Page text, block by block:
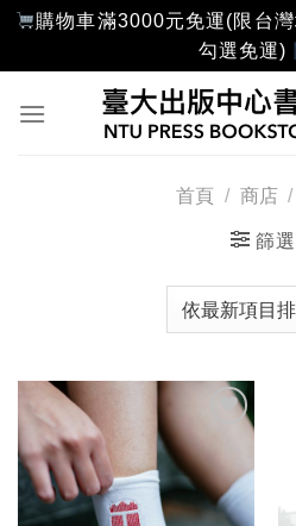
購物車滿3000元免運(限台
勾選免運)
首頁 / 商店 /
篩選
望輕
單」